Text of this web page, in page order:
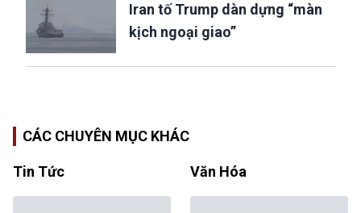
Iran tố Trump dàn dựng “màn
kịch ngoại giao”
CÁC CHUYÊN MỤC KHÁC
Tin Tức Văn Hóa